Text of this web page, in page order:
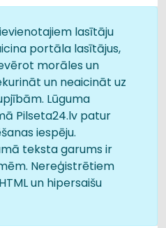
lasītāju
portāla lasītājus,
morāles un
un neaicināt uz
Lūguma
Pilseta24.lv patur
iespēju.
teksta garums ir
Nereģistrētiem
un hipersaišu